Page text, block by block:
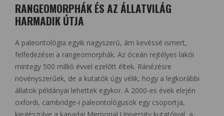
RANGEOMORPHÁK ÉS AZ ÁLLATVILÁG
HARMADIK ÚTJA
A paleontológia egyik nagyszerű, ám kevéssé ismert,
felfedezései a rangeomorphák. Az óceán rejtélyes lakói
mintegy 500 millió évvel ezelőtt éltek. Ránézésre
növényszerűek, de a kutatók úgy vélik, hogy a legkorábbi
állatok példányai lehettek egykor. A 2000-es évek elején
oxfordi, cambridge-i paleontológusok egy csoportja,